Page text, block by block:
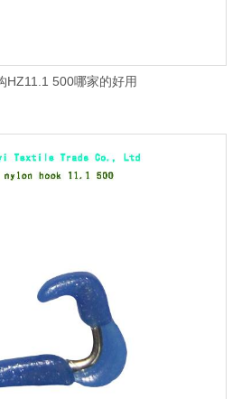
HZ11.1 500哪家的好用